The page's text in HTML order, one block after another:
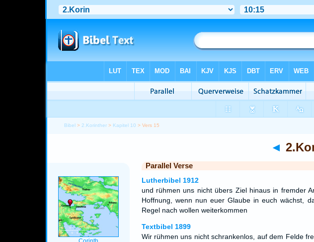
Bibel > 2.Korinther > Kapitel 10 > Vers 15
◄
Parallel Verse
Lutherbibel 1912
und rühmen uns nicht übers Ziel hinaus in fremder
Hoffnung, wenn nun euer Glaube in euch wächst,
Regel nach wollen weiterkommen
Textbibel 1899
Wir rühmen uns nicht schrankenlos, auf dem Felde